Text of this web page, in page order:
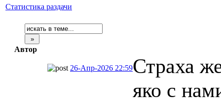
Статистика раздачи
Автор
26-Апр-2026 22:59Страха
яко с